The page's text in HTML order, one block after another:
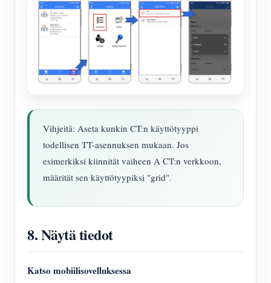
Vihjeitä: Aseta kunkin CT:n käyttötyyppi
todellisen TT-asennuksen mukaan. Jos
esimerkiksi kiinnität vaiheen A CT:n verkkoon,
määrität sen käyttötyypiksi "grid".
8. Näytä tiedot
Katso mobiilisovelluksessa